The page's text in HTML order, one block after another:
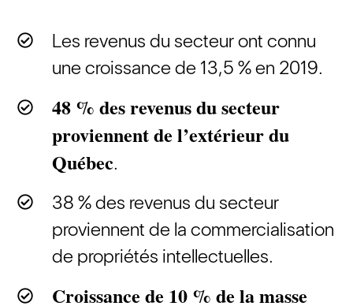
Les revenus du secteur ont connu
une croissance de 13,5 % en 2019.
48 % des revenus du secteur
proviennent de l’extérieur du
Québec.
38 % des revenus du secteur
proviennent de la commercialisation
de propriétés intellectuelles.
Croissance de 10 % de la masse